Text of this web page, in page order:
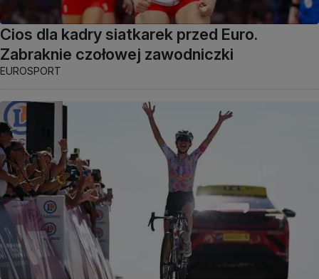
Cios dla kadry siatkarek przed Euro.
Zabraknie czołowej zawodniczki
EUROSPORT